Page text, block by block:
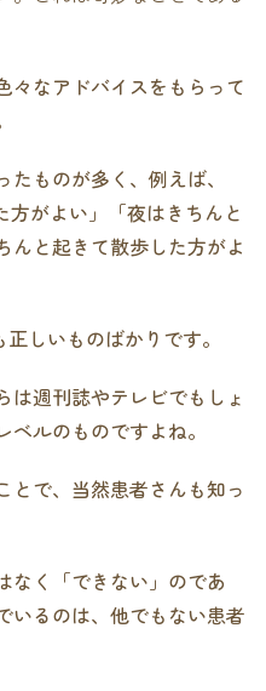
々なアドバイスをもらって
たものが多く、例えば、
方がよい」「夜はきちんと
んと起きて散歩した方がよ
しいものばかりです。
は週刊誌やテレビでもしょ
ルのものですよね。
とで、当然患者さんも知っ
なく「できない」のであ
いるのは、他でもない患者